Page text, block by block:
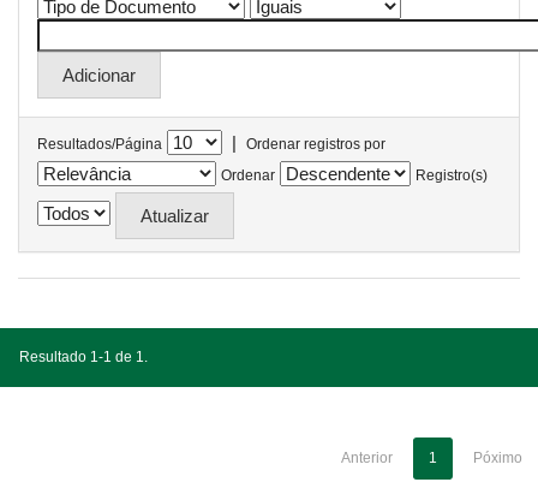
Resultados/Página |
Ordenar registros por
Ordenar
Registro(s)
Resultado 1-1 de 1.
Anterior 1 Póximo